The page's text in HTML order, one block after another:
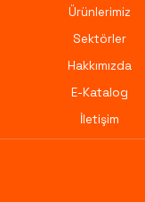
Ürünlerimiz
Sektörler
Hakkımızda
E-Katalog
İletişim